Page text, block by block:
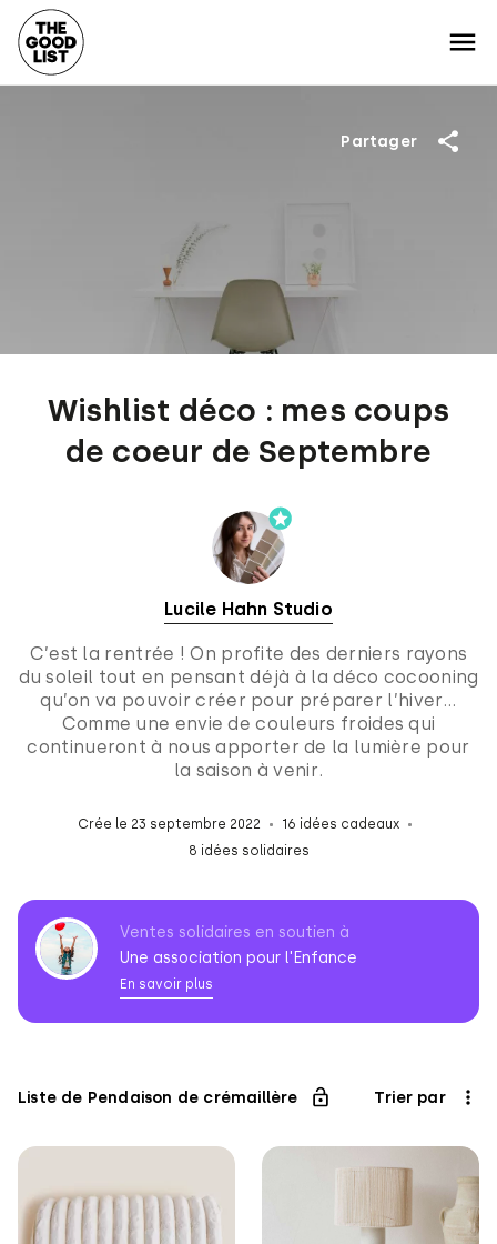
Wishlist déco : mes coups
de coeur de Septembre
Partager
Lucile Hahn Studio
C’est la rentrée ! On profite des derniers rayons
du soleil tout en pensant déjà à la déco cocooning
qu’on va pouvoir créer pour préparer l’hiver…
Comme une envie de couleurs froides qui
continueront à nous apporter de la lumière pour
la saison à venir.
Crée le 23 septembre 2022
16 idées cadeaux
8 idées solidaires
Association
pour
Ventes solidaires en soutien à
Une association pour l'Enfance
En savoir plus
Liste de Pendaison de crémaillère Trier par